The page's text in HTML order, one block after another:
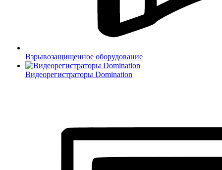
Взрывозащищенное оборудование
Видеорегистраторы Domination